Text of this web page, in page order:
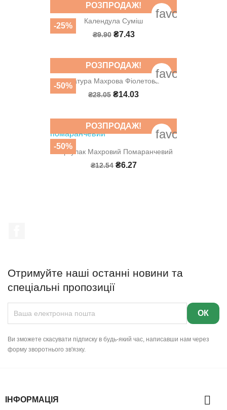
Календула Суміш
₴9.90 ₴7.43
РОЗПРОДАЖ!
-25%
Датура Махрова Фіолетова
₴28.05 ₴14.03
РОЗПРОДАЖ!
-50%
Портулак Махровий Помаранчевий
₴12.54 ₴6.27
РОЗПРОДАЖ!
-50%
Отримуйте наші останні новини та
спеціальні пропозиції
Ви зможете скасувати підписку в будь-який час, написавши нам через
форму зворотнього зв'язку.
ІНФОРМАЦІЯ 